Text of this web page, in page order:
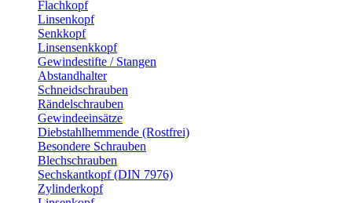
Flachkopf
Linsenkopf
Senkkopf
Linsensenkkopf
Gewindestifte / Stangen
Abstandhalter
Schneidschrauben
Rändelschrauben
Gewindeeinsätze
Diebstahlhemmende (Rostfrei)
Besondere Schrauben
Blechschrauben
Sechskantkopf (DIN 7976)
Zylinderkopf